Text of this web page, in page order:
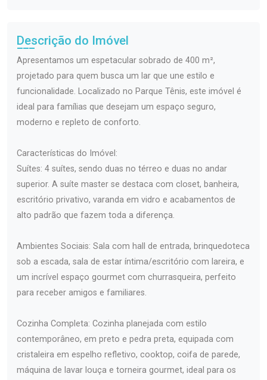
Descrição do Imóvel
Apresentamos um espetacular sobrado de 400 m²,
projetado para quem busca um lar que une estilo e
funcionalidade. Localizado no Parque Tênis, este imóvel é
ideal para famílias que desejam um espaço seguro,
moderno e repleto de conforto.
Características do Imóvel:
Suítes: 4 suítes, sendo duas no térreo e duas no andar
superior. A suíte master se destaca com closet, banheira,
escritório privativo, varanda em vidro e acabamentos de
alto padrão que fazem toda a diferença.
Ambientes Sociais: Sala com hall de entrada, brinquedoteca
sob a escada, sala de estar íntima/escritório com lareira, e
um incrível espaço gourmet com churrasqueira, perfeito
para receber amigos e familiares.
Cozinha Completa: Cozinha planejada com estilo
contemporâneo, em preto e pedra preta, equipada com
cristaleira em espelho refletivo, cooktop, coifa de parede,
máquina de lavar louça e torneira gourmet, ideal para os